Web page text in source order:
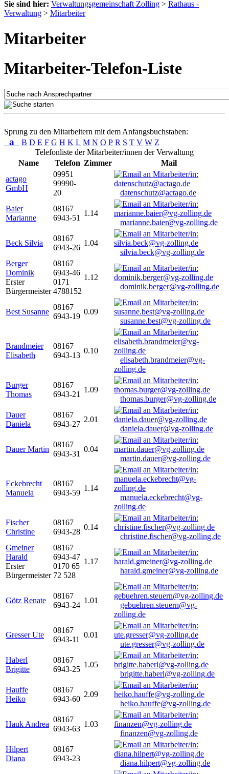
Sie sind hier: Verwaltungsgemeinschaft Zolling > Rathaus -
Verwaltung > Mitarbeiter
Mitarbeiter
Mitarbeiter-Telefon-Liste
Sprung zu den Mitarbeitern mit dem Anfangsbuchstaben:
a B D E F G H K L M N O P R S T V W Z
Telefonliste der Mitarbeiter/innen der Verwaltung
Name
Telefon Zimmer
Mail
actago
GmbH
09951
99990-
20
datenschutz@actago.de
Baier
Marianne
08167
6943-51
1.14
marianne.baier@vg-zolling.de
Beck Silvia
08167
6943-26
1.04
silvia.beck@vg-zolling.de
Berger
Dominik
Erster
Bürgermeister
08167
6943-46
0171
4788152
1.12
dominik.berger@vg-zolling.de
Best Susanne
08167
6943-19
0.09
susanne.best@vg-zolling.de
Brandmeier
Elisabeth
08167
6943-13
0.10
elisabeth.brandmeier@vg-
zolling.de
Burger
Thomas
08167
6943-21
1.09
thomas.burger@vg-zolling.de
Dauer
Daniela
08167
6943-27
2.01
daniela.dauer@vg-zolling.de
Dauer Martin
08167
6943-31
0.04
martin.dauer@vg-zolling.de
Eckebrecht
Manuela
08167
6943-59
1.14
manuela.eckebrecht@vg-
zolling.de
Fischer
Christine
08167
6943-28
0.14
christine.fischer@vg-zolling.de
Gmeiner
Harald
Erster
Bürgermeister
08167
6943-47
0170 65
72 528
1.17
harald.gmeiner@vg-zolling.de
Götz Renate
08167
6943-24
1.01
gebuehren.steuern@vg-
zolling.de
Gresser Ute
08167
6943-11
0.01
ute.gresser@vg-zolling.de
Haberl
Brigitte
08167
6943-25
1.05
brigitte.haberl@vg-zolling.de
Hauffe
Heiko
08167
6943-60
2.09
heiko.hauffe@vg-zolling.de
Hauk Andrea
08167
6943-63
1.03
finanzen@vg-zolling.de
Hilpert
Diana
08167
6943-23
diana.hilpert@vg-zolling.de